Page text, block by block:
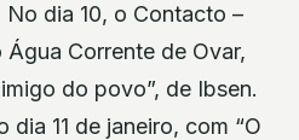
dia 10, o Contacto –
Corrente de Ovar,
do povo”, de Ibsen.
dia 11 de janeiro, com “O